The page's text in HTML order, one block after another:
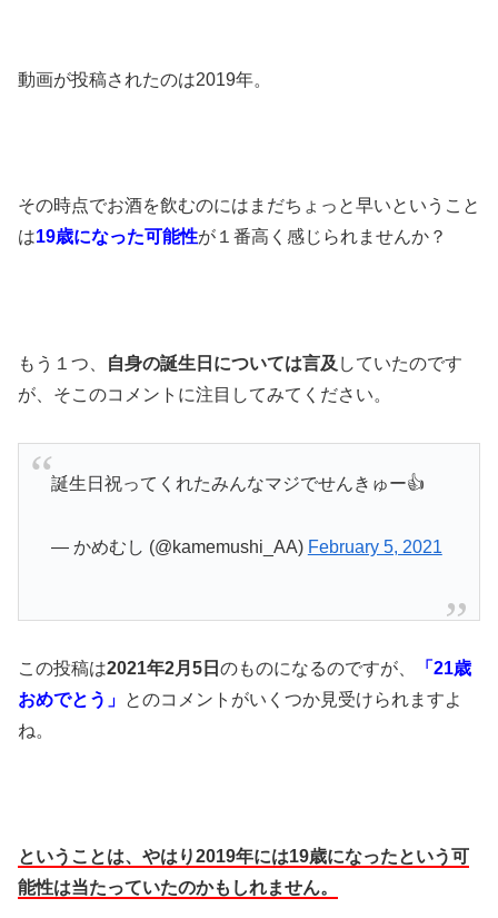
動画が投稿されたのは2019年。
その時点でお酒を飲むのにはまだちょっと早いということ
は19歳になった可能性が１番高く感じられませんか？
もう１つ、 自身の誕生日については言及 していたのです
が、そこのコメントに注目してみてください。
誕生日祝ってくれたみんなマジでせんきゅー👍
— かめむし (@kamemushi_AA) February 5, 2021
この投稿は2021年2月5日 のものになるのですが、
「21歳
おめでとう」 とのコメントがいくつか見受けられますよ
ね。
ということは、やはり2019年には19歳になったという可
能性は当たっていたのかもしれません。